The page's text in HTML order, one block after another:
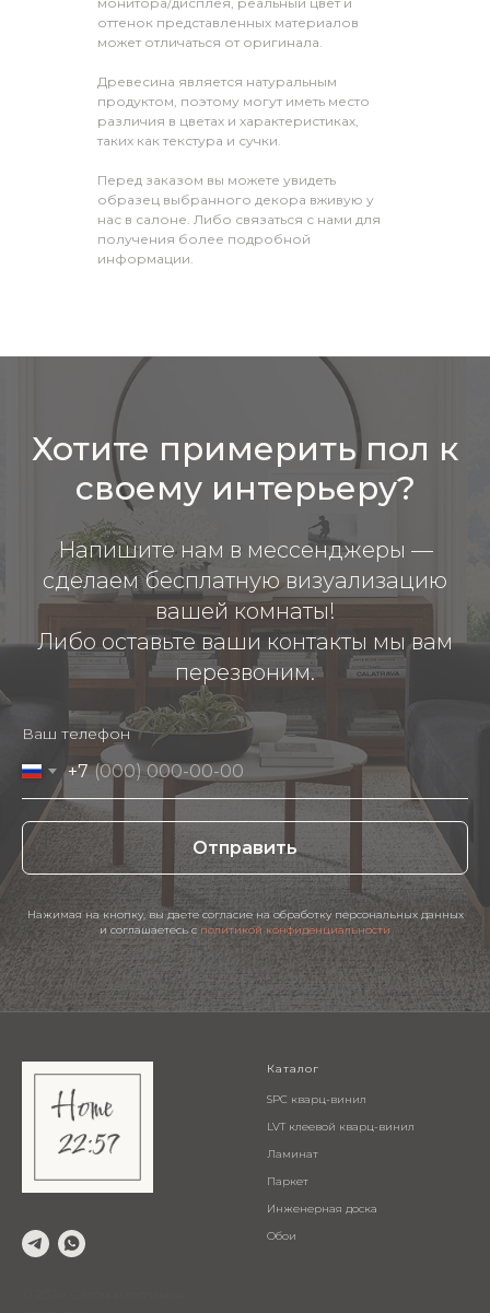
оттенок представленных материалов
может отличаться от оригинала.
Древесина является натуральным
продуктом, поэтому могут иметь место
различия в цветах и характеристиках,
таких как текстура и сучки.
Перед заказом вы можете увидеть
образец выбранного декора вживую у
нас в салоне. Либо связаться с нами для
получения более подробной
информации.
Хотите примерить пол к
своему интерьеру?
Напишите нам в мессенджеры —
сделаем бесплатную визуализацию
вашей комнаты!
Либо оставьте ваши контакты мы вам
перезвоним.
Ваш телефон
+7
Отправить
Нажимая на кнопку, вы даете согласие на обработку персональных данных
и соглашаетесь c политикой конфиденциальности
Каталог
SPC кварц-винил
LVT клеевой кварц-винил
Ламинат
Паркет
Инженерная доска
Обои